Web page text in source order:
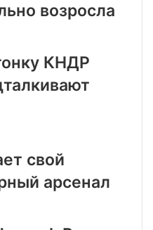
возросла
КНДР
свой
арсенал